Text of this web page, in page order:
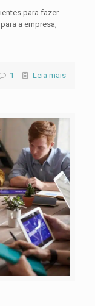
para fazer
a empresa,
1 Leia mais